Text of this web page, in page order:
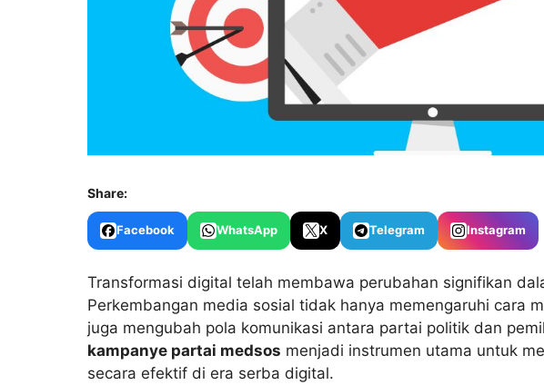
Share:
Facebook WhatsApp X Telegram Instagram
Transformasi digital telah membawa perubahan signifikan
Perkembangan media sosial tidak hanya memengaruhi cara
juga mengubah pola komunikasi antara partai politik dan
kampanye partai medsos menjadi instrumen utama untuk
secara efektif di era serba digital.